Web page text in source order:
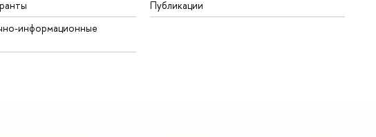
информационные
Публикации